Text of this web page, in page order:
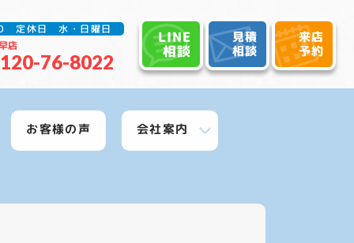
休日 水・日曜日
店
76-8022
LINE
相談
見積
相談
来店
予約
お客様の声 会社案内